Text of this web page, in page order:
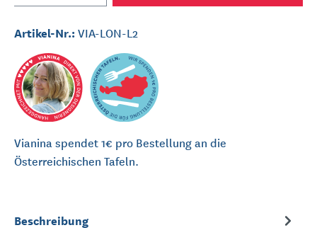
Artikel-Nr.:VIA-LON-L2
Vianina spendet 1€ pro Bestellung an die
Österreichischen Tafeln.
Beschreibung